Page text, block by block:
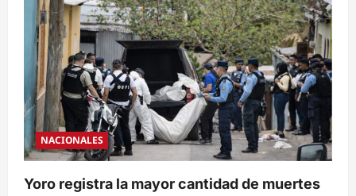
NACIONALES
Yoro registra la mayor cantidad de muertes